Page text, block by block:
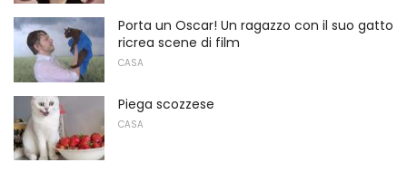
Porta un Oscar! Un ragazzo con il suo gatto
ricrea scene di film
CASA
Piega scozzese
CASA